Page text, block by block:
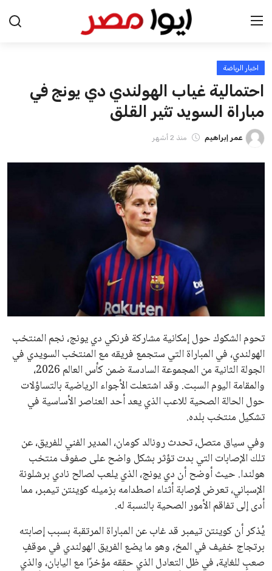
الرئيسية
اخبار مصر
عرب وعالم
علوم وتكنولوجيا
المرأة والجمال
حوادث
محافظات
مباراة السويد تثير القلق
عمر إبراهيم منذ 2 أشهر
تحوم الشكوك حول إمكانية مشاركة فرنكي دي يونج، نجم المنتخب
الهولندي، في المباراة التي ستجمع فريقه مع المنتخب السويدي في
والمقامة اليوم السبت. وقد اشتعلت الأجواء الرياضية بالتساؤلات
حول الحالة الصحية للاعب الذي يعد أحد العناصر الأساسية في
تشكيل منتخب بلده.
وفي سياق متصل، تحدث رونالد كومان، المدير الفني للفريق، عن
تلك الإصابات التي بدت تؤثر بشكل واضح على صفوف منتخب
هولندا. حيث أوضح أن دي يونج، الذي يلعب لصالح نادي برشلونة
الإسباني، تعرض لإصابة أثناء اصطدامه بزميله كوينتن تيمبر، مما
أدى إلى تفاقم الأمور الصحية بالنسبة له.
يُذكر أن كوينتن تيمبر قد غاب عن المباراة المرتقبة بسبب إصابته
برتجاج خفيف في المخ، وهو ما يضع الفريق الهولندي في موقفٍ
صعبٍ للغاية، في ظل التعادل الذي حققه مؤخرًا مع اليابان، والذي
انتهى بنتيجة 2-2. ويأمل كومان في أن يتمكن من استعادة أحدهما
على الأقل في الجولات المقبلة.